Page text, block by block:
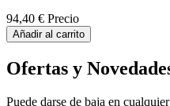
94,40 € Precio
Añadir al carrito
Ofertas y
Puede darse de baja en